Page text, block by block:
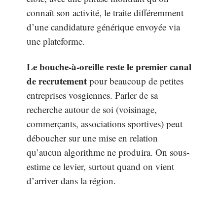
connaît son activité, le traite différemment
d’une candidature générique envoyée via
une plateforme.
Le bouche-à-oreille reste le premier canal
de recrutement pour beaucoup de petites
entreprises vosgiennes. Parler de sa
recherche autour de soi (voisinage,
commerçants, associations sportives) peut
déboucher sur une mise en relation
qu’aucun algorithme ne produira. On sous-
estime ce levier, surtout quand on vient
d’arriver dans la région.